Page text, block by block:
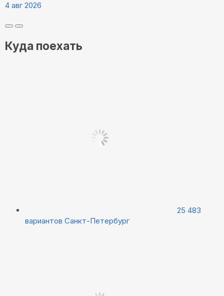
4 авг 2026
Куда поехать
25 483
вариантов Санкт-Петербург